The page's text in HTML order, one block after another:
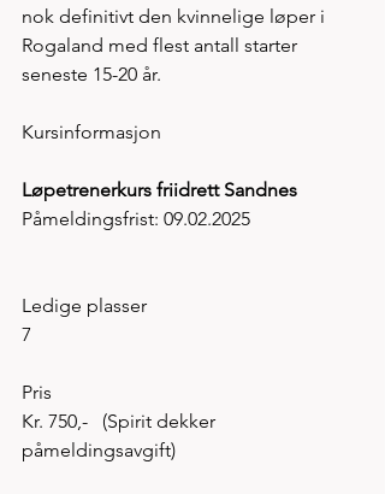
nok definitivt den kvinnelige løper i
Rogaland med flest antall starter
seneste 15-20 år.
Kursinformasjon
Løpetrenerkurs friidrett Sandnes
Påmeldingsfrist: 09.02.2025
Ledige plasser
7
Pris
Kr. 750,-   (Spirit dekker
påmeldingsavgift)